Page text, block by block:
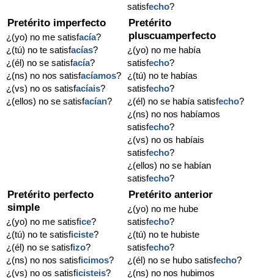
satisfecho?
Pretérito imperfecto
¿(yo) no me satisfacía?
¿(tú) no te satisfacías?
¿(él) no se satisfacía?
¿(ns) no nos satisfacíamos?
¿(vs) no os satisfacíais?
¿(ellos) no se satisfacían?
Pretérito
pluscuamperfecto
¿(yo) no me había
satisfecho?
¿(tú) no te habías
satisfecho?
¿(él) no se había satisfecho?
¿(ns) no nos habíamos
satisfecho?
¿(vs) no os habíais
satisfecho?
¿(ellos) no se habían
satisfecho?
Pretérito perfecto
simple
¿(yo) no me satisfice?
¿(tú) no te satisficiste?
¿(él) no se satisfizo?
¿(ns) no nos satisficimos?
¿(vs) no os satisficisteis?
Pretérito anterior
¿(yo) no me hube
satisfecho?
¿(tú) no te hubiste
satisfecho?
¿(él) no se hubo satisfecho?
¿(ns) no nos hubimos